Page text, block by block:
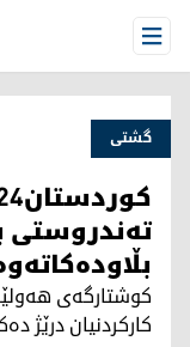
Open Menu
گشتی
تەندروستی
کوشتارگەی
کارکردنیان درێژ